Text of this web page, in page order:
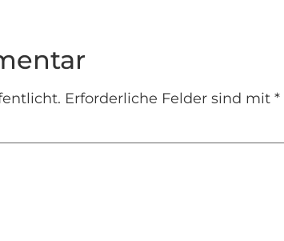
Erforderliche Felder sind mit *